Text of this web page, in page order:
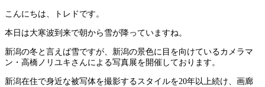
こんにちは、トレドです。
本日は大寒波到来で朝から雪が降っていますね。
新潟の冬と言えば雪ですが、新潟の景色に目を向けているカメラマ
ン・高橋ノリユキさんによる写真展を開催しております。
新潟在住で身近な被写体を撮影するスタイルを20年以上続け、画廊